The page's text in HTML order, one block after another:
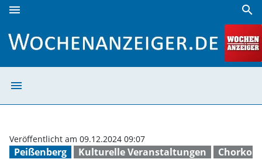
menu search
menu
Peißenberg Kulturelle Veranstaltungen
Veröffentlicht am 09.12.2024 09:07